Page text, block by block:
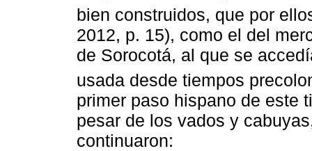
bien construidos, que por
2012, p. 15), como el del
de Sorocotá, al que se
usada desde tiempos
primer paso hispano de este
pesar de los vados y
continuaron: